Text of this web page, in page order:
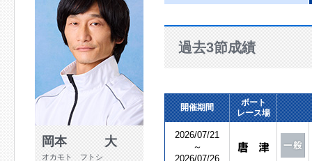
岡本 大
オカモト フトシ
過去3節成績
開催期間
ボート
レース場
2026/07/21
～
2026/07/26